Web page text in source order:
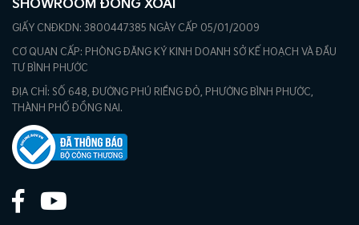
SHOWROOM ĐỒNG XOÀI
GIẤY CNĐKDN: 3800447385 NGÀY CẤP 05/01/2009
CƠ QUAN CẤP: PHÒNG ĐĂNG KÝ KINH DOANH SỞ KẾ HOẠCH VÀ ĐẦU
TƯ BÌNH PHƯỚC
ĐỊA CHỈ: SỐ 648, ĐƯỜNG PHÚ RIỀNG ĐỎ, PHƯỜNG BÌNH PHƯỚC,
THÀNH PHỐ ĐỒNG NAI.